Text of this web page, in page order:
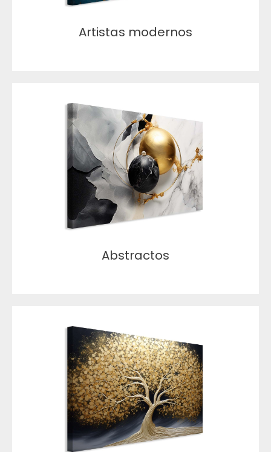
Artistas modernos
Abstractos